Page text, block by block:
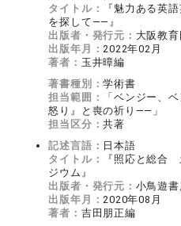
タイトル：
『魅力ある英
を探して――』
出版者・発行元： 大阪教育
出版年月：2022年02月
著者： 玉井暲編
著書種別：学術書
担当範囲：
「ベンジー、
怒り』と喪の祈り――」
担当区分：共著
記述言語： 日本語
タイトル：
『照応と総合
ジウム』
出版者・発行元： 小鳥遊書
出版年月：2020年08月
著者： 吉田朋正編